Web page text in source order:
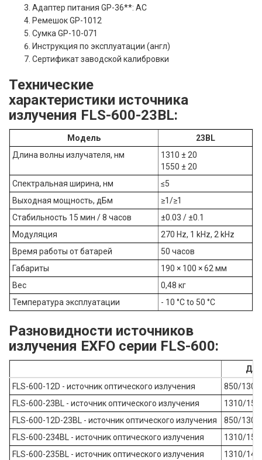
Адаптер питания GP-36**: AC
Ремешок GP-1012
Сумка GP-10-071
Инструкция по эксплуатации (англ)
Сертификат заводской калибровки
Технические
характеристики источника
излучения FLS-600-23BL:
Модель
23BL
Длина волны излучателя, нм
1310 ± 20
1550 ± 20
Спектральная ширина, нм
≤5
Выходная мощность, дБм
≥1/≥1
Стабильность 15 мин / 8 часов
±0.03 / ±0.1
Модуляция
270 Hz, 1 kHz, 2 kHz
Время работы от батарей
50 часов
Габариты
190 × 100 × 62 мм
Вес
0,48 кг
Температура эксплуатации
- 10 °C to 50 °C
Разновидности источников
излучения EXFO серии FLS-600:
FLS-600-12D - источник оптического излучения
850/1300
FLS-600-23BL - источник оптического излучения
1310/
FLS-600-12D-23BL - источник оптического излучения
850/
FLS-600-234BL - источник оптического излучения
1310/
FLS-600-235BL - источник оптического излучения
1310/